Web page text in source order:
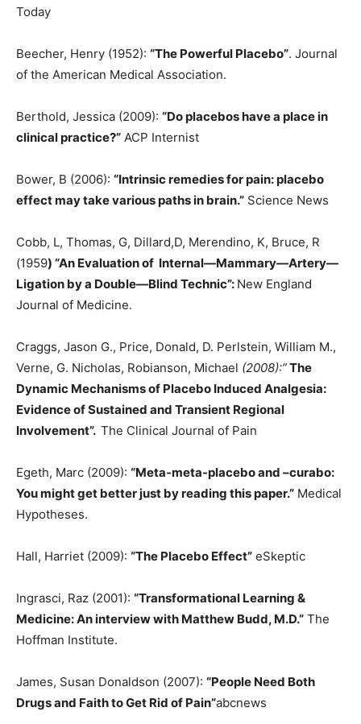
Today
Beecher, Henry (1952): “The Powerful Placebo”. Journal
of the American Medical Association.
Berthold, Jessica (2009): “Do placebos have a place in
clinical practice?” ACP Internist
Bower, B (2006): “Intrinsic remedies for pain: placebo
effect may take various paths in brain.” Science News
Cobb, L, Thomas, G, Dillard,D, Merendino, K, Bruce, R
(1959) “An Evaluation of Internal—Mammary—Artery—
Ligation by a Double—Blind Technic”: New England
Journal of Medicine.
Craggs, Jason G., Price, Donald, D. Perlstein, William M.,
Verne, G. Nicholas, Robianson, Michael (2008):”The
Dynamic Mechanisms of Placebo Induced Analgesia:
Evidence of Sustained and Transient Regional
Involvement”. The Clinical Journal of Pain
Egeth, Marc (2009): “Meta-meta-placebo and –curabo:
You might get better just by reading this paper.” Medical
Hypotheses.
Hall, Harriet (2009): “The Placebo Effect” eSkeptic
Ingrasci, Raz (2001): “Transformational Learning &
Medicine: An interview with Matthew Budd, M.D.” The
Hoffman Institute.
James, Susan Donaldson (2007): “People Need Both
Drugs and Faith to Get Rid of Pain”abcnews